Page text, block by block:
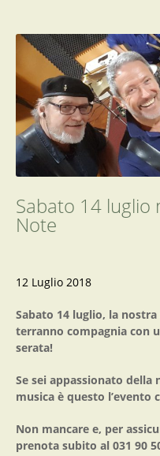
Sabato 14 luglio
Note
12 Luglio 2018
Sabato 14 luglio, la nostra
terranno compagnia con
serata!
Se sei appassionato della
musica è questo l’evento
Non mancare e, per
prenota subito al 031 90